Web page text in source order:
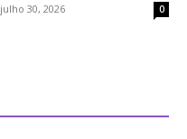
julho 30, 2026 0